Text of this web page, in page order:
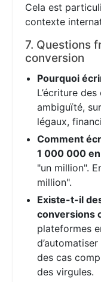
Cela est
contexte
7. Questions
conversion
Pourquoi
L’écriture
ambiguïté,
légaux,
Comment
1 000 000
"un million".
million".
Existe-t-il
conversions
plateformes
des cas
des virgules.